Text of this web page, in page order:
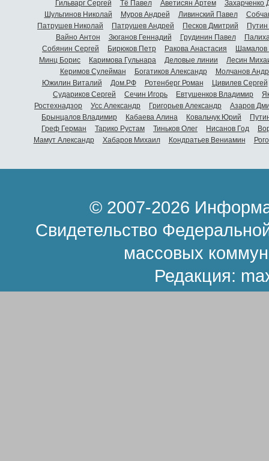
Гильварг Сергей
Тё Павел Аветисян Артем
Захарченко
Шульгинов Николай
Муров Андрей Ливинский Павел
Патрушев Николай
Патрушев Андрей Песков Дмитрий
Вайно Антон
Зюганов Геннадий Грудинин Павел
Собянин Сергей
Бирюков Петр Ракова Анастасия
Шамалов
Минц Борис
Каримова Гульнара Деловые линии
Лесин
Керимов Сулейман
Богатиков Александр
Молчанов
Южилин Виталий
Дом.РФ Ротенберг Роман
Цивилев Сергей
Судариков Сергей
Сечин Игорь Евтушенков Владимир
Ростехнадзор
Усс Александр Григорьев Александр
Азаров
Брынцалов Владимир
Кабаева Алина Ковальчук Юрий
Греф Герман
Тарико Рустам Тиньков Олег Нисанов Год
Мамут Александр
Хабаров Михаил Кондратьев Вениамин
© 2007-2026
Свидетельство
массовых
Редакция: